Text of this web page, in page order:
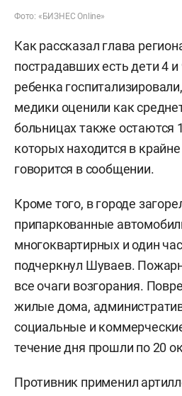
Фото: «БИЗНЕС Online»
Как рассказал глава
пострадавших есть дети 4
ребенка
медики оценили как
больницах также остаются
которых находится в
говорится в сообщении.
Кроме того, в городе
припаркованные
многоквартирных и один
подчеркнул Шуваев.
все очаги возгорания.
жилые дома,
социальные и
течение дня прошли по 20
Противник применил